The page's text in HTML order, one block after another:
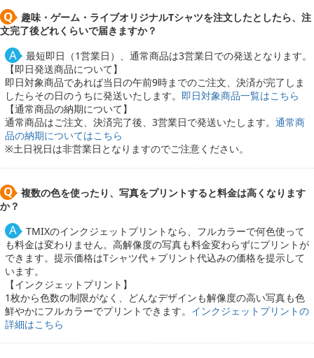
趣味・ゲーム・ライブオリジナルTシャツを注文したとしたら、注
文完了後どれくらいで届きますか？
最短即日（1営業日）、通常商品は3営業日での発送となります。
【即日発送商品について】
即日対象商品であれば当日の午前9時までのご注文、決済が完了しま
したらその日のうちに発送いたします。
即日対象商品一覧はこちら
【通常商品の納期について】
通常商品はご注文、決済完了後、3営業日で発送いたします。 通常商
品の納期についてはこちら
※土日祝日は非営業日となりますのでご注意ください。
複数の色を使ったり、写真をプリントすると料金は高くなります
か？
TMIXのインクジェットプリントなら、フルカラーで何色使って
も料金は変わりません。高解像度の写真も料金変わらずにプリントが
できます。提示価格はTシャツ代＋プリント代込みの価格を提示して
います。
【インクジェットプリント】
1枚から色数の制限がなく、どんなデザインも解像度の高い写真も色
鮮やかにフルカラーでプリントできます。 インクジェットプリントの
詳細はこちら